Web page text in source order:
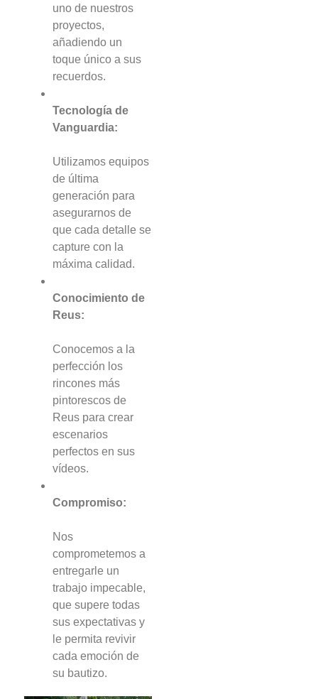
uno de nuestros
proyectos,
añadiendo un
toque único a sus
recuerdos.
Tecnología de
Vanguardia:
Utilizamos equipos
de última
generación para
asegurarnos de
que cada detalle se
capture con la
máxima calidad.
Conocimiento de
Reus:
Conocemos a la
perfección los
rincones más
pintorescos de
Reus para crear
escenarios
perfectos en sus
vídeos.
Compromiso:
Nos
comprometemos a
entregarle un
trabajo impecable,
que supere todas
sus expectativas y
le permita revivir
cada emoción de
su bautizo.